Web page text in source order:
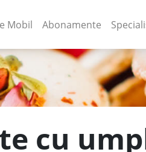
Mobil (current)
Abonamente
cu